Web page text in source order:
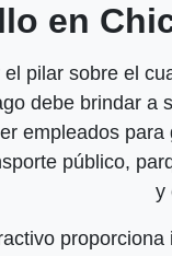
en
pilar sobre el
debe brindar a
empleados
público,
y